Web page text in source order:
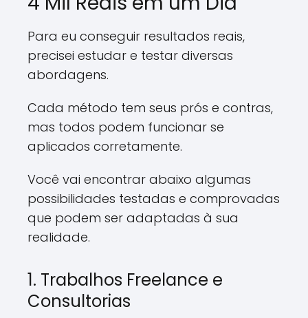
Para eu conseguir resultados reais,
precisei estudar e testar diversas
abordagens.
Cada método tem seus prós e contras,
mas todos podem funcionar se
aplicados corretamente.
Você vai encontrar abaixo algumas
possibilidades testadas e comprovadas
que podem ser adaptadas à sua
realidade.
1. Trabalhos Freelance e
Consultorias